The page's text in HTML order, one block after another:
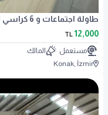
طاولة اجتماعات و 6 كراسي للبيع بشكل عاجل
12,000
TL
مستعمل
المالك
Konak, İzmir